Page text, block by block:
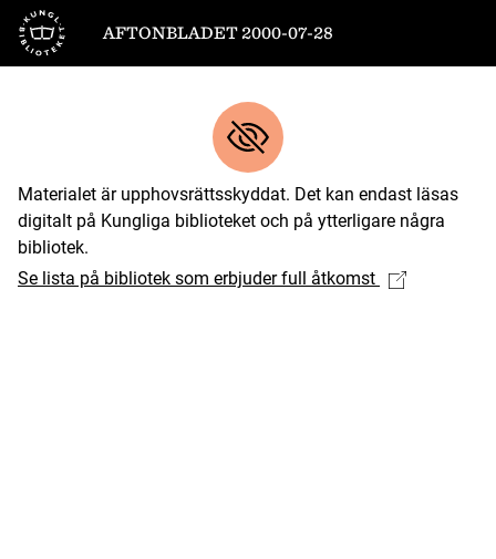
Till startsidan
AFTONBLADET 2000-07-28
Materialet är upphovsrättsskyddat. Det kan endast läsas
digitalt på Kungliga biblioteket och på ytterligare några
bibliotek.
Se lista på bibliotek som erbjuder full åtkomst